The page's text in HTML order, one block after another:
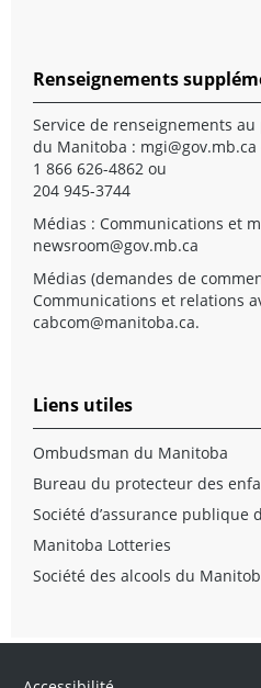
Renseignements
Service de renseignements
du Manitoba : mgi@gov.mb.ca
1 866 626-4862 ou
204 945-3744
Médias : Communications et
newsroom@gov.mb.ca
Médias (demandes de
Communications et relations
cabcom@manitoba.ca.
Liens utiles
Ombudsman du Manitoba
Bureau du protecteur des
Société d’assurance publique
Manitoba Lotteries
Société des alcools du